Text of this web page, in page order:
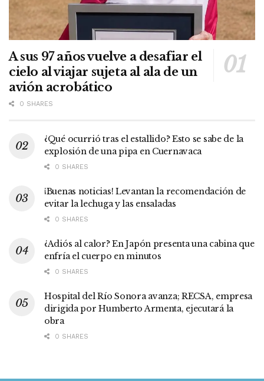
A sus 97 años vuelve a desafiar el
cielo al viajar sujeta al ala de un
avión acrobático
0 SHARES
¿Qué ocurrió tras el estallido? Esto se sabe de la
explosión de una pipa en Cuernavaca
0 SHARES
¡Buenas noticias! Levantan la recomendación de
evitar la lechuga y las ensaladas
0 SHARES
¿Adiós al calor? En Japón presenta una cabina que
enfría el cuerpo en minutos
0 SHARES
Hospital del Río Sonora avanza; RECSA, empresa
dirigida por Humberto Armenta, ejecutará la
obra
0 SHARES